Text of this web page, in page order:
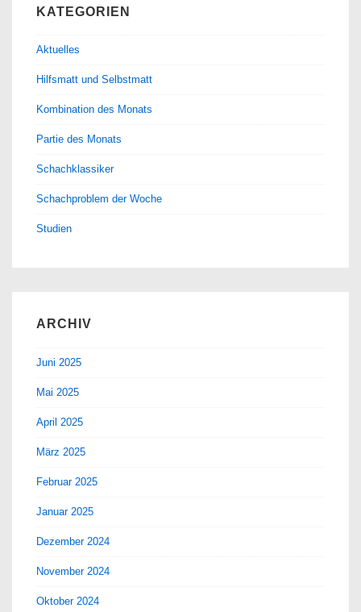
KATEGORIEN
Aktuelles
Hilfsmatt und Selbstmatt
Kombination des Monats
Partie des Monats
Schachklassiker
Schachproblem der Woche
Studien
ARCHIV
Juni 2025
Mai 2025
April 2025
März 2025
Februar 2025
Januar 2025
Dezember 2024
November 2024
Oktober 2024